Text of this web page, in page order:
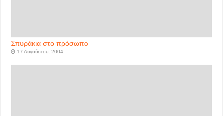
Σπυράκια στο πρόσωπο
17 Αυγούστου, 2004